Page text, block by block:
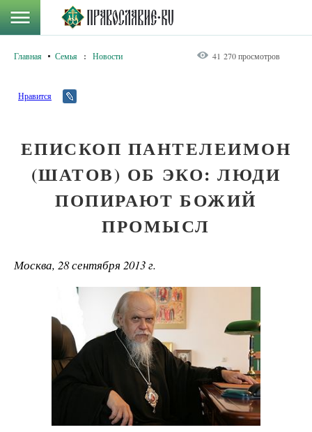
Главная Семья : Новости 41 270 просмотров
Нравится
ЕПИСКОП ПАНТЕЛЕИМОН
(ШАТОВ) ОБ ЭКО: ЛЮДИ
ПОПИРАЮТ БОЖИЙ
ПРОМЫСЛ
Москва, 28 сентября 2013 г.